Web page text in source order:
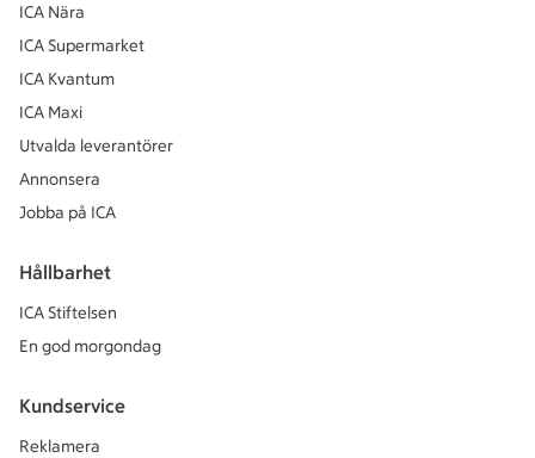
ICA Nära
ICA Supermarket
ICA Kvantum
ICA Maxi
Utvalda leverantörer
Annonsera
Jobba på ICA
Hållbarhet
ICA Stiftelsen
En god morgondag
Kundservice
Reklamera